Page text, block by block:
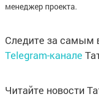
менеджер проекта.
Следите за самым
Telegram-канале
Читайте новости